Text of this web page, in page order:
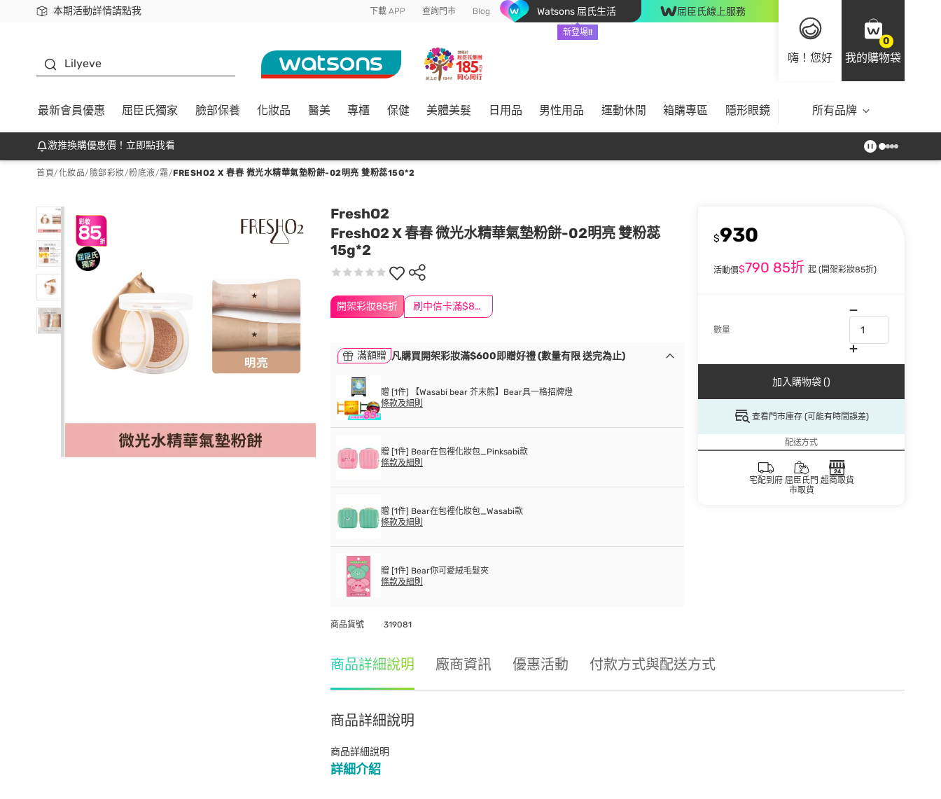
本期活動詳情請點我
下載app最高回饋$350 下載 APP 查詢門市 Blog Watsons 屈氏生活
新登場!!
屈臣氏線上服務
嗨！您好
0
我的購物袋
Lilyeve
最新會員優惠 屈臣氏獨家 臉部保養 化妝品 醫美 專櫃 保健 美體美髮 日用品 男性用品 運動休閒 箱購專區 隱形眼鏡 所有品牌
激推換購優惠價！立即點我看
首頁/化妝品/臉部彩妝/粉底液/霜/FRESHO2 X 春春 微光水精華氣墊粉餅-02明亮 雙粉蕊15G*2
FreshO2
FreshO2 X 春春 微光水精華氣墊粉餅-02明亮 雙粉蕊
15g*2
開架彩妝85折 刷中信卡滿$888送3萬點
$930
活動價$790 85折 起 (開架彩妝85折)
數量
加入購物袋 ()
查看門市庫存 (可能有時間誤差)
配送方式
宅配到府 屈臣氏門
市取貨
超商取貨
滿額贈 凡購買開架彩妝滿$600即贈好禮 (數量有限 送完為止)
贈 [1件] 【Wasabi bear 芥末熊】Bear具一格招牌燈
條款及細則
贈 [1件] Bear在包裡化妝包_Pinksabi款
條款及細則
贈 [1件] Bear在包裡化妝包_Wasabi款
條款及細則
贈 [1件] Bear你可愛絨毛髮夾
條款及細則
商品貨號 319081
商品詳細說明 廠商資訊 優惠活動 付款方式與配送方式
商品詳細說明
商品詳細說明
詳細介紹